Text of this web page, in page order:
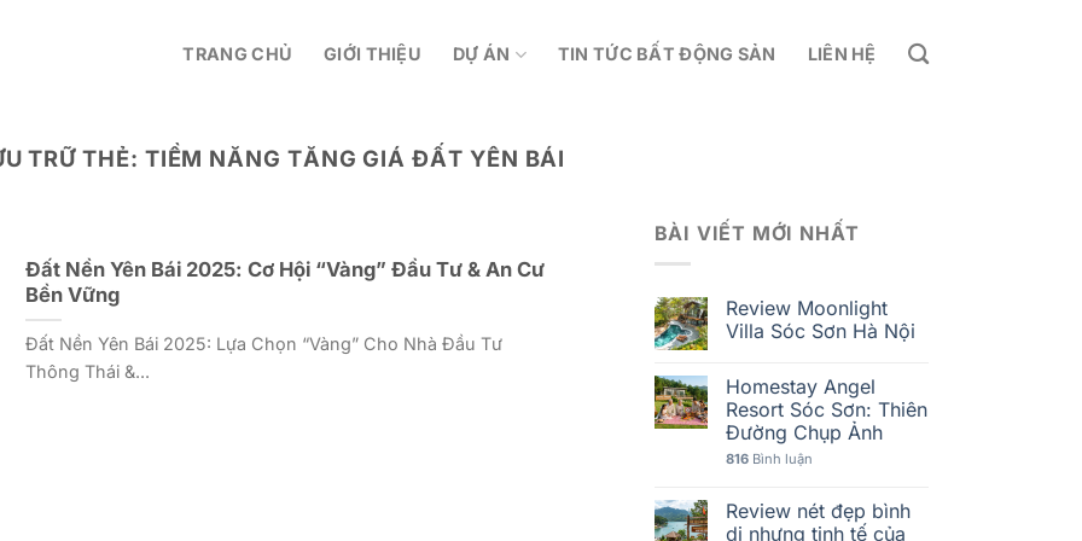
TRANG CHỦ GIỚI THIỆU DỰ ÁN TIN TỨC BẤT ĐỘNG SẢN LIÊN HỆ
TRỮ THẺ: TIỀM NĂNG TĂNG GIÁ ĐẤT YÊN BÁI
Đất Nền Yên Bái 2025: Cơ Hội “Vàng” Đầu Tư & An Cư
Bền Vững
Đất Nền Yên Bái 2025: Lựa Chọn “Vàng” Cho Nhà Đầu Tư
Thông Thái &...
BÀI VIẾT MỚI NHẤT
Review Moonlight
Villa Sóc Sơn Hà Nội
Homestay Angel
Resort Sóc Sơn: Thiên
Đường Chụp Ảnh
816Bình luận
Review nét đẹp bình
dị nhưng tinh tế của